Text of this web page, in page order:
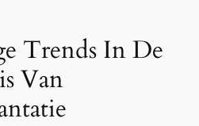
Trends In De
Van